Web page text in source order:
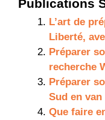
Publications
L’art de
Liberté,
Préparer
recherche
Préparer
Sud en van
Que faire